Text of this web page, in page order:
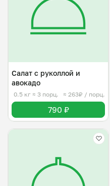
Салат с руколлой и
авокадо
0.5 кг ≈ 3 порц. ≈ 263₽ / порц.
790 ₽